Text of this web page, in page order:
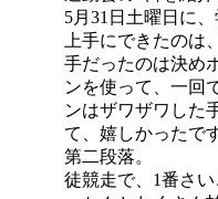
5月31日土曜日に
上手にできたのは
手だったのは決め
ンを使って、一回
ンはザワザワした
て、嬉しかったで
第二段落。
徒競走で、1番さ